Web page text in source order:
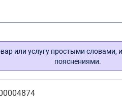
или услугу простыми
пояснениями.